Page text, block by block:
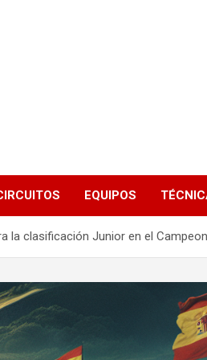
EQUIPOS
la clasificación Junior en el